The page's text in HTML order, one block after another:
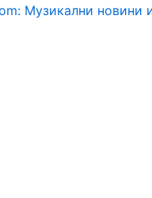
Музикални новини